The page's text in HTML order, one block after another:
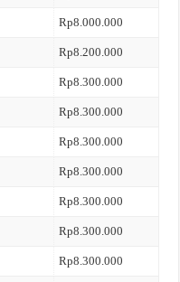
Rp8.000.000
Rp8.200.000
Rp8.300.000
Rp8.300.000
Rp8.300.000
Rp8.300.000
Rp8.300.000
Rp8.300.000
Rp8.300.000